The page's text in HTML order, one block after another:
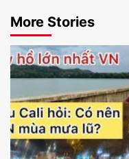
More Stories